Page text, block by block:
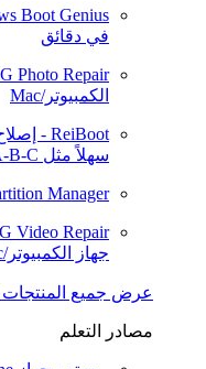
Boot Genius
في دقائق
Photo Repair
الكمبيوتر/Mac
ReiBoot - إصلاح نظام Android
سهلاً مثل A-B-C
Manager
Video Repair
جهاز الكمبيوتر/Mac
عرض جميع المنتجات
مصادر التعلم